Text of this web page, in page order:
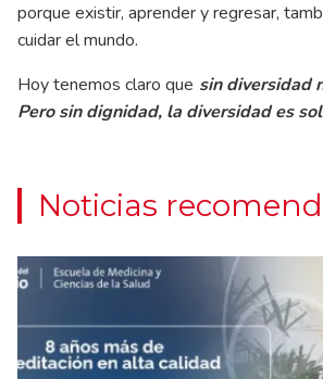
porque existir, aprender y regresar,
cuidar el mundo.
Hoy tenemos claro que sin diversidad
Pero sin dignidad, la diversidad es
Noticias